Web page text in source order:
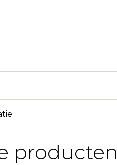
producten